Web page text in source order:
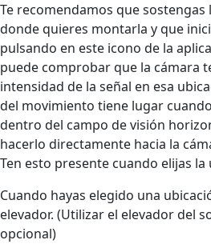
Te recomendamos que sostengas
donde quieres montarla y que
pulsando en este icono de la
puede comprobar que la cámara
intensidad de la señal en esa
del movimiento tiene lugar
dentro del campo de visión
hacerlo directamente hacia la
Ten esto presente cuando elijas
Cuando hayas elegido una
elevador. (Utilizar el elevador del
opcional)